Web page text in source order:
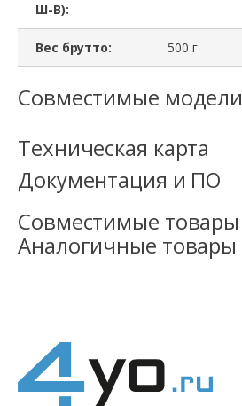
Ш-В):
Вес брутто: 500 г
Совместимые модели
Техническая карта
Документация и ПО
Совместимые товары
Аналогичные товары